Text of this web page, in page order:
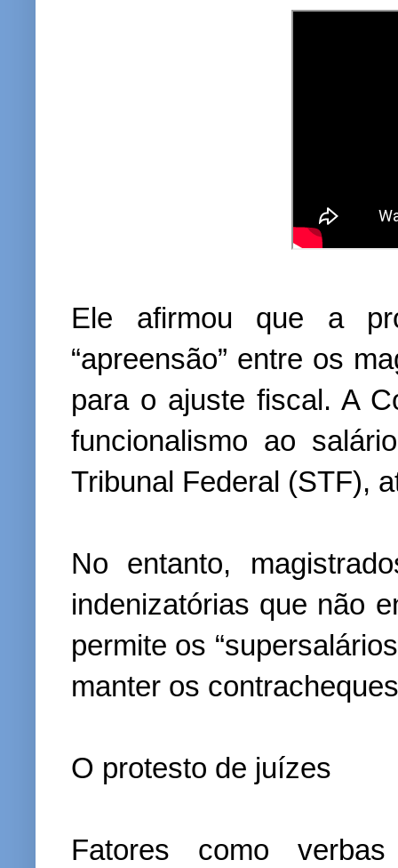
Ele afirmou que a
“apreensão” entre os
para o ajuste fiscal. A
funcionalismo ao
Tribunal Federal (STF),
No entanto,
indenizatórias que não
permite os
manter os
O protesto de juízes
Fatores como